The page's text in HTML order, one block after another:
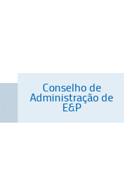
Conselho de
Administração de
E&P